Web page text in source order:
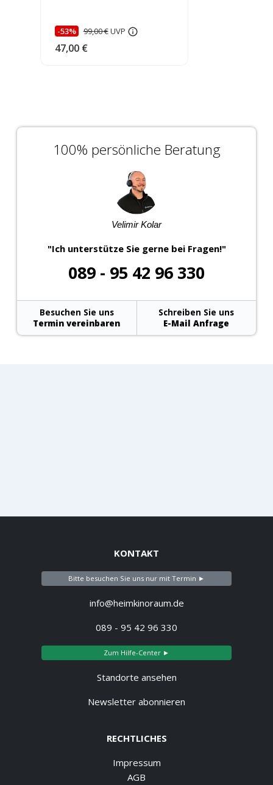
-53% 99,00 €UVP
47,00 €
100% persönliche Beratung
Velimir Kolar
"Ich unterstütze Sie gerne bei Fragen!"
089 - 95 42 96 330
Besuchen Sie uns
Termin vereinbaren
Schreiben Sie uns
E-Mail Anfrage
KONTAKT
Bitte besuchen Sie uns nur mit Termin ►
info@heimkinoraum.de
089 - 95 42 96 330
Zum Hilfe-Center ►
Standorte ansehen
Newsletter abonnieren
RECHTLICHES
Impressum
AGB